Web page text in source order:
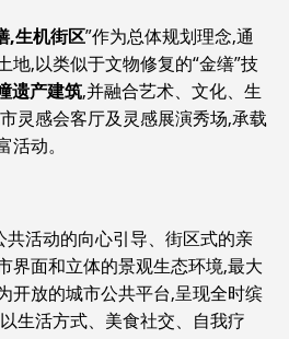
,生机街区”作为总体规划理念,通
地,以类似于文物修复的“金缮”技
遗产建筑,并融合艺术、文化、生
灵感会客厅及灵感展演秀场,承载
动。
共活动的向心引导、街区式的亲
界面和立体的景观生态环境,最大
开放的城市公共平台,呈现全时缤
生活方式、美食社交、自我疗